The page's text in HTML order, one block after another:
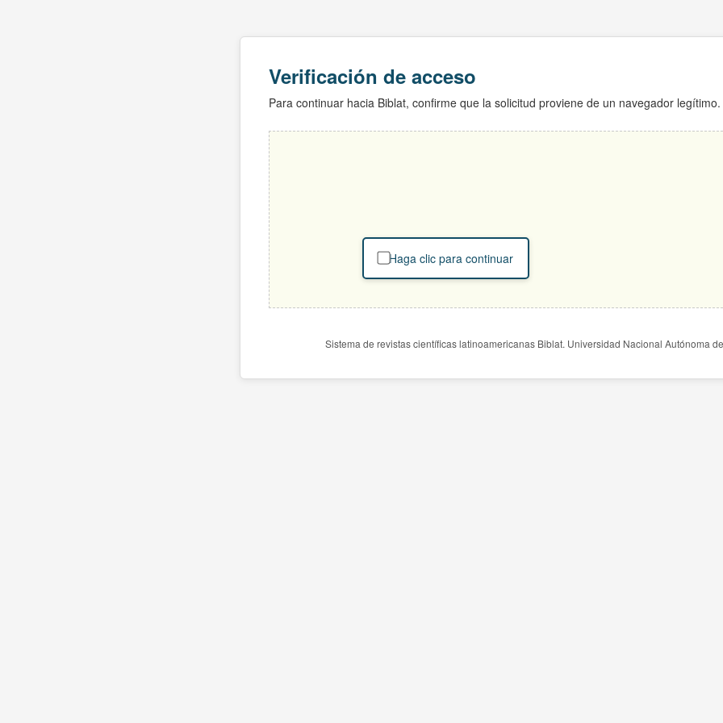
Verificación de acceso
Para continuar hacia Biblat, confirme que la solicitud proviene de un navegador legítimo.
Haga clic para continuar
Sistema de revistas científicas latinoamericanas Biblat. Universidad Nacional Autónoma